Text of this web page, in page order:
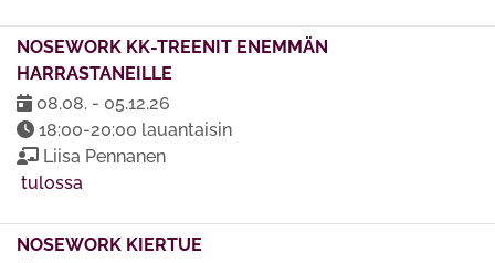
NOSEWORK KK-TREENIT ENEMMÄN
HARRASTANEILLE
08.08. - 05.12.26
18:00-20:00 lauantaisin
Liisa Pennanen
tulossa
NOSEWORK KIERTUE